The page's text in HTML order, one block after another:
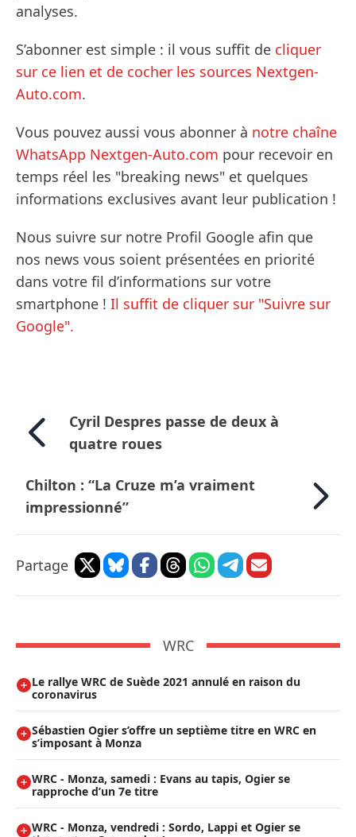
analyses.
S’abonner est simple : il vous suffit de cliquer
sur ce lien et de cocher les sources Nextgen-
Auto.com.
Vous pouvez aussi vous abonner à notre chaîne
WhatsApp Nextgen-Auto.com pour recevoir en
temps réel les "breaking news" et quelques
informations exclusives avant leur publication !
Nous suivre sur notre Profil Google afin que
nos news vous soient présentées en priorité
dans votre fil d’informations sur votre
smartphone ! Il suffit de cliquer sur "Suivre sur
Google".
Cyril Despres passe de deux à
quatre roues
Chilton : “La Cruze m’a vraiment
impressionné”
Partage
WRC
Le rallye WRC de Suède 2021 annulé en raison du
coronavirus
Sébastien Ogier s’offre un septième titre en WRC en
s’imposant à Monza
WRC - Monza, samedi : Evans au tapis, Ogier se
rapproche d’un 7e titre
WRC - Monza, vendredi : Sordo, Lappi et Ogier se